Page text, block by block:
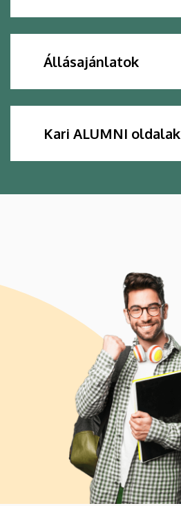
Állásajánlatok
Kari ALUMNI oldalak